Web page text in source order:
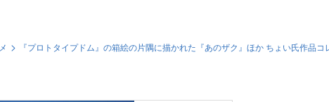
『プロトタイプドム』の箱絵の片隅に描かれた『あのザク』ほか ちょい氏作品コ